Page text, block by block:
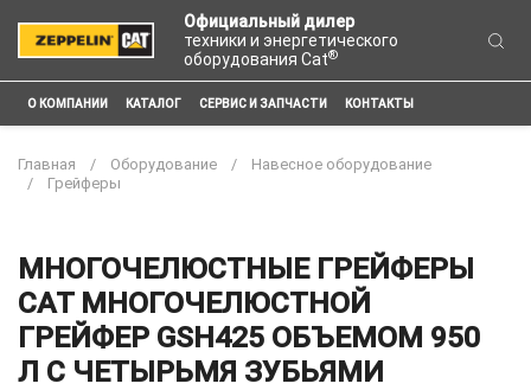
Официальный дилер
техники и энергетического
оборудования Cat®
О КОМПАНИИ КАТАЛОГ СЕРВИС И ЗАПЧАСТИ КОНТАКТЫ
Главная Оборудование
Навесное оборудование
Грейферы
МНОГОЧЕЛЮСТНЫЕ ГРЕЙФЕРЫ
CAT МНОГОЧЕЛЮСТНОЙ
ГРЕЙФЕР GSH425 ОБЪЕМОМ 950
Л С ЧЕТЫРЬМЯ ЗУБЬЯМИ